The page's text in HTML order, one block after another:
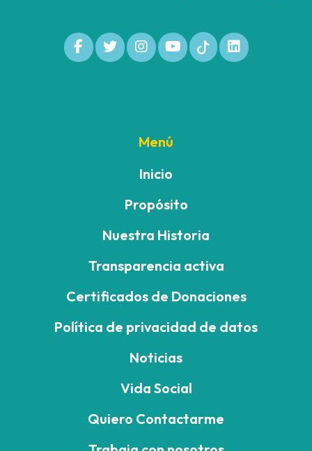
Menú
Inicio
Propósito
Nuestra Historia
Transparencia activa
Certificados de Donaciones
Política de privacidad de datos
Noticias
Vida Social
Quiero Contactarme